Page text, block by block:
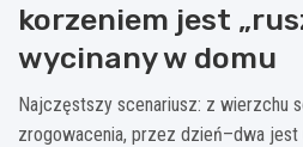
korzeniem jest
wycinany w domu
Najczęstszy scenariusz: z wierzchu
zrogowacenia, przez dzień–dwa jest